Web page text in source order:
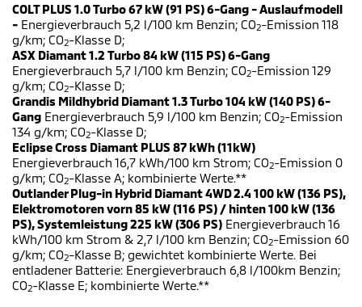
COLT PLUS 1.0 Turbo 67 kW (91 PS) 6-Gang - Auslaufmodell
- Energieverbrauch 5,2 l/100 km Benzin; CO2-Emission 118
g/km; CO2-Klasse D;
ASX Diamant 1.2 Turbo 84 kW (115 PS) 6-Gang
Energieverbrauch 5,7 l/100 km Benzin; CO2-Emission 129
g/km; CO2-Klasse D;
Grandis Mildhybrid Diamant 1.3 Turbo 104 kW (140 PS) 6-
Gang Energieverbrauch 5,9 l/100 km Benzin; CO2-Emission
134 g/km; CO2-Klasse D;
Eclipse Cross Diamant PLUS 87 kWh (11kW)
Energieverbrauch 16,7 kWh/100 km Strom; CO2-Emission 0
g/km; CO2-Klasse A; kombinierte Werte.**
Outlander Plug-in Hybrid Diamant 4WD 2.4 100 kW (136 PS),
Elektromotoren vorn 85 kW (116 PS) / hinten 100 kW (136
PS), Systemleistung 225 kW (306 PS) Energieverbrauch 16
kWh/100 km Strom & 2,7 l/100 km Benzin; CO2-Emission 60
g/km; CO2-Klasse B; gewichtet kombinierte Werte. Bei
entladener Batterie: Energieverbrauch 6,8 l/100km Benzin;
CO2-Klasse E; kombinierte Werte.**